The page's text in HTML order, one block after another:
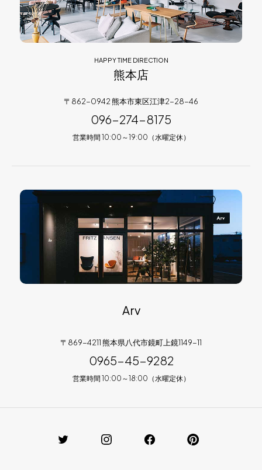
HAPPY TIME DIRECTION
熊本店
〒862-0942 熊本市東区江津2-28-46
096-274-8175
営業時間 10:00～19:00（水曜定休）
Arv
〒869-4211 熊本県八代市鏡町上鏡1149-11
0965-45-9282
営業時間 10:00～18:00（水曜定休）